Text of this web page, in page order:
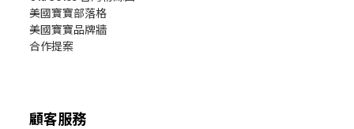
美國寶寶部落格
美國寶寶品牌牆
合作提案
顧客服務